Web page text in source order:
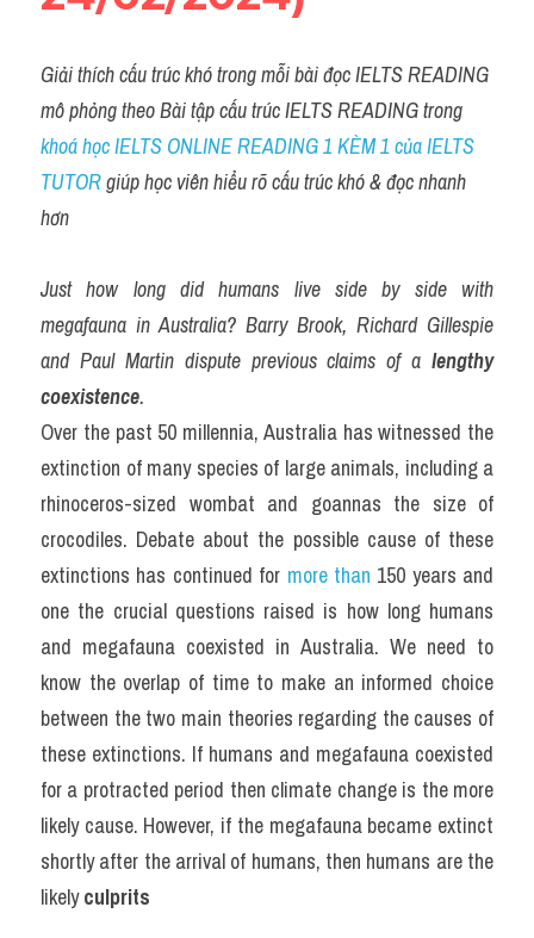
Giải thích cấu trúc khó trong mỗi bài đọc IELTS READING
khoá học IELTS ONLINE READING 1 KÈM 1 của IELTS
TUTOR giúp học viên hiểu rõ cấu trúc khó & đọc nhanh
hơn
Just how long did humans live side by side with
megafauna in Australia? Barry Brook, Richard Gillespie
and Paul Martin dispute previous claims of a lengthy
coexistence.
Over the past 50 millennia, Australia has witnessed the
extinction of many species of large animals, including a
rhinoceros-sized wombat and goannas the size of
crocodiles. Debate about the possible cause of these
extinctions has continued for more than 150 years and
one the crucial questions raised is how long humans
and megafauna coexisted in Australia. We need to
know the overlap of time to make an informed choice
between the two main theories regarding the causes of
these extinctions. If humans and megafauna coexisted
for a protracted period then climate change is the more
likely cause. However, if the megafauna became extinct
shortly after the arrival of humans, then humans are the
likely culprits